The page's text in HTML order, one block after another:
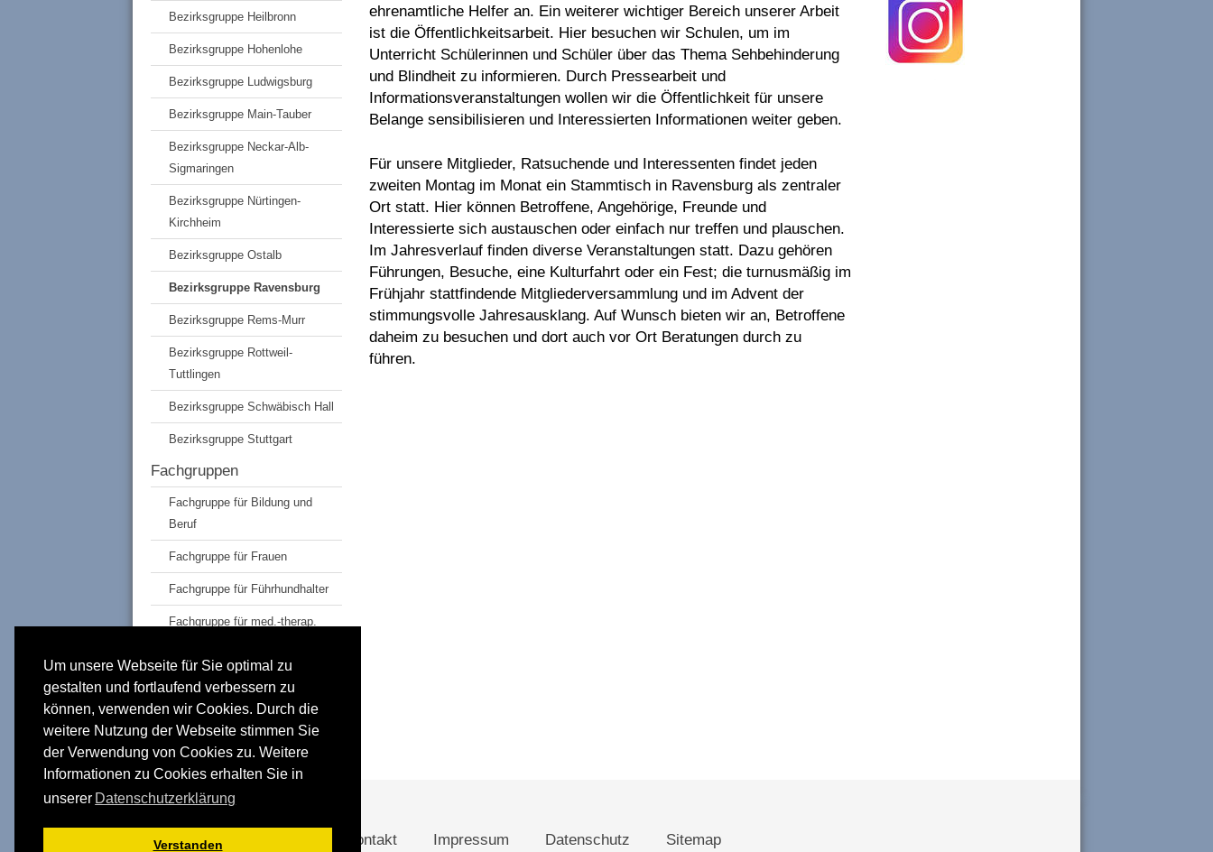
Um unsere Webseite für Sie optimal zu
gestalten und fortlaufend verbessern zu
können, verwenden wir Cookies. Durch die
weitere Nutzung der Webseite stimmen Sie
der Verwendung von Cookies zu. Weitere
Informationen zu Cookies erhalten Sie in
unserer Datenschutzerklärung
Verstanden
Bezirksgruppe Heilbronn
Bezirksgruppe Hohenlohe
Bezirksgruppe Ludwigsburg
Bezirksgruppe Main-Tauber
Bezirksgruppe Neckar-Alb-
Sigmaringen
Bezirksgruppe Nürtingen-
Kirchheim
Bezirksgruppe Ostalb
Bezirksgruppe Ravensburg
Bezirksgruppe Rems-Murr
Bezirksgruppe Rottweil-
Tuttlingen
Bezirksgruppe Schwäbisch Hall
Bezirksgruppe Stuttgart
Fachgruppen
Fachgruppe für Bildung und
Beruf
Fachgruppe für Frauen
Fachgruppe für Führhundhalter
Fachgruppe für med.-therap.
Abteilungen
Eltern sehgeschädigter Kinder
Jüngere Generation
ehrenamtliche Helfer an. Ein weiterer wichtiger Bereich unserer Arbeit
ist die Öffentlichkeitsarbeit. Hier besuchen wir Schulen, um im
Unterricht Schülerinnen und Schüler über das Thema Sehbehinderung
und Blindheit zu informieren. Durch Pressearbeit und
Informationsveranstaltungen wollen wir die Öffentlichkeit für unsere
Belange sensibilisieren und Interessierten Informationen weiter geben.
Für unsere Mitglieder, Ratsuchende und Interessenten findet jeden
zweiten Montag im Monat ein Stammtisch in Ravensburg als zentraler
Ort statt. Hier können Betroffene, Angehörige, Freunde und
Interessierte sich austauschen oder einfach nur treffen und plauschen.
Im Jahresverlauf finden diverse Veranstaltungen statt. Dazu gehören
Führungen, Besuche, eine Kulturfahrt oder ein Fest; die turnusmäßig im
Frühjahr stattfindende Mitgliederversammlung und im Advent der
stimmungsvolle Jahresausklang. Auf Wunsch bieten wir an, Betroffene
daheim zu besuchen und dort auch vor Ort Beratungen durch zu
führen.
Förderer und Partner Kontakt Impressum Datenschutz Sitemap